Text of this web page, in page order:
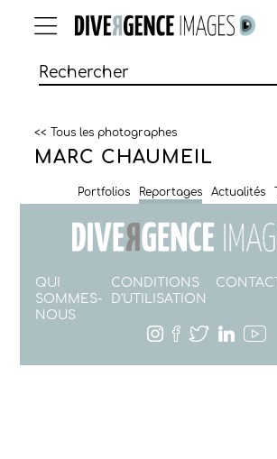
<< Tous les photographes
MARC CHAUMEIL
Portfolios Reportages Actualités
QUI
SOMMES-
NOUS
CONDITIONS
D'UTILISATION
CONTACT